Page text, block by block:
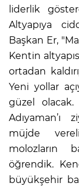
liderlik
Altyapıya
Başkan Er,
Kentin
ortadan
Yeni yollar
güzel olacak.
Adıyaman’ı
müjde
molozların
öğrendik.
büyükşehir